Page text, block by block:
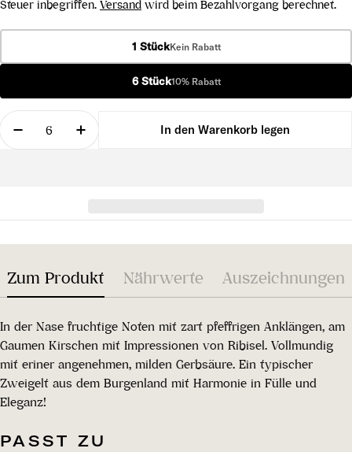
Steuer inbegriffen. Versand wird beim Bezahlvorgang berechnet.
1 StückKein Rabatt
6 Stück10% Rabatt
Menge
Menge für Zweigelt 2023 verringern
Menge für Zweigelt 2023 erhöhen
In den Warenkorb legen
Zum Produkt Nährwerte Auszeichnungen
In der Nase fruchtige Noten mit zart pfeffrigen Anklängen, am
Gaumen Kirschen mit Impressionen von Ribisel. Vollmundig
mit eriner angenehmen, milden Gerbsäure. Ein typischer
Zweigelt aus dem Burgenland mit Harmonie in Fülle und
Eleganz!
PASST ZU